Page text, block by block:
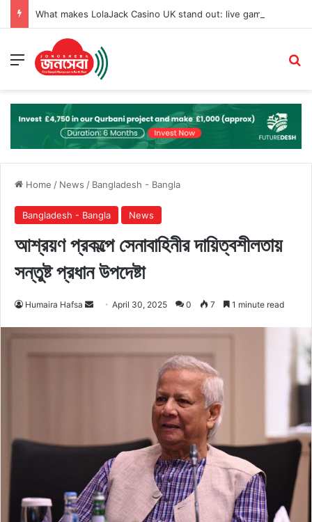
Menu
Home / News / Bangladesh - Bangla
Bangladesh - Bangla News
আশ্রয়ণ প্রকল্পে সেনাবাহিনীর দায়িত্বশীলতায়
সন্তুষ্ট প্রধান উপদেষ্টা
Humaira Hafsa
SendApril 30, 2025 0 7 1 minute read